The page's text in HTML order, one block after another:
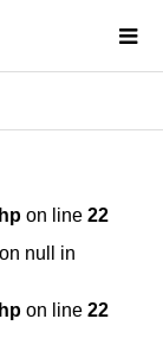
on line 22
null in
on line 22